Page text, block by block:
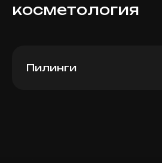
косметология
Пилинги